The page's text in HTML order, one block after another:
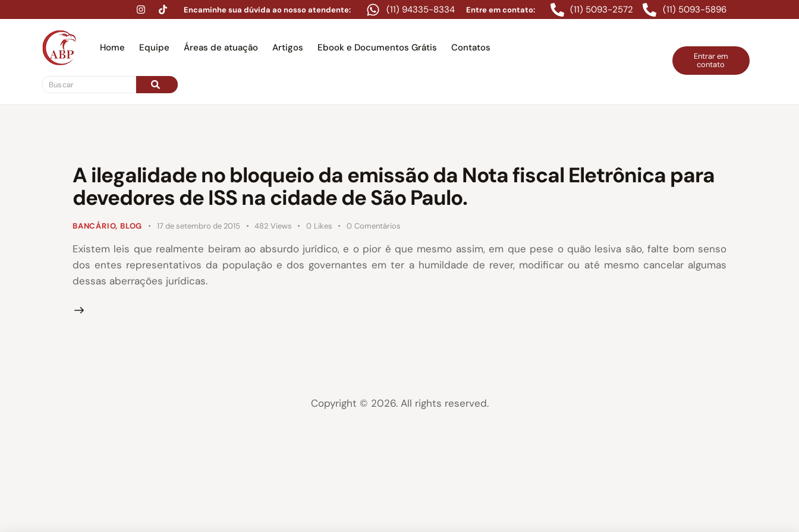
Encaminhe sua dúvida ao nosso atendente: (11) 94335-8334 Entre em contato: (11) 5093-2572 (11) 5093-5896
Home Equipe Áreas de atuação Artigos Ebook e Documentos Grátis Contatos
Entrar em
contato
A ilegalidade no bloqueio da emissão da Nota fiscal Eletrônica para
devedores de ISS na cidade de São Paulo.
BANCÁRIO, BLOG 17 de setembro de 2015 482 Views 0 Likes 0 Comentários
Existem leis que realmente beiram ao absurdo jurídico, e o pior é que mesmo assim, em que pese o quão lesiva são, falte bom senso
dos entes representativos da população e dos governantes em ter a humildade de rever, modificar ou até mesmo cancelar algumas
dessas aberrações jurídicas.
Copyright © 2026. All rights reserved.